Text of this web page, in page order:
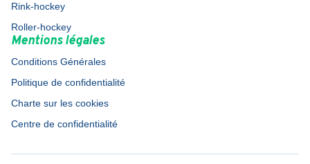
Rink-hockey
Roller-hockey
Mentions légales
Conditions Générales
Politique de confidentialité
Charte sur les cookies
Centre de confidentialité